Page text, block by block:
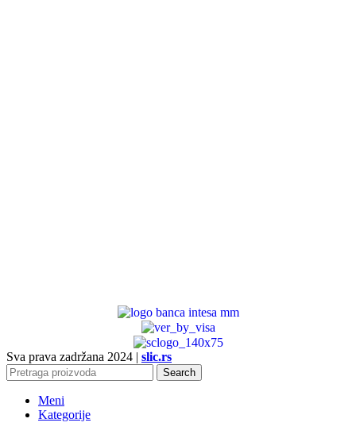
Sva prava zadržana 2024 | slic.rs
Search
Meni
Kategorije